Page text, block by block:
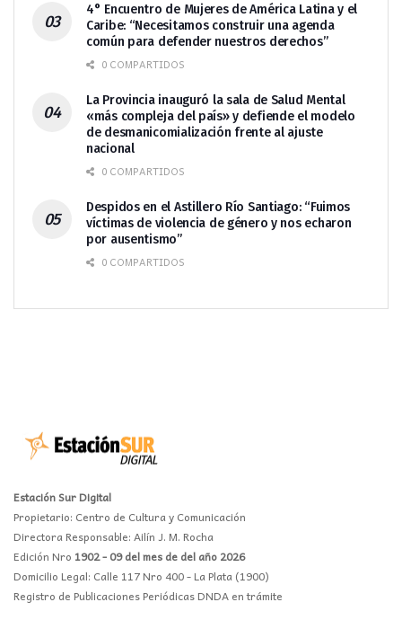
4° Encuentro de Mujeres de América Latina y el
Caribe: “Necesitamos construir una agenda
común para defender nuestros derechos”
0 COMPARTIDOS
La Provincia inauguró la sala de Salud Mental
«más compleja del país» y defiende el modelo
de desmanicomialización frente al ajuste
nacional
0 COMPARTIDOS
Despidos en el Astillero Río Santiago: “Fuimos
víctimas de violencia de género y nos echaron
por ausentismo”
0 COMPARTIDOS
Estación Sur Digital
Propietario: Centro de Cultura y Comunicación
Directora Responsable: Ailín J. M. Rocha
Edición Nro 1902 - 09 del mes de del año 2026
Domicilio Legal: Calle 117 Nro 400 - La Plata (1900)
Registro de Publicaciones Periódicas DNDA en trámite